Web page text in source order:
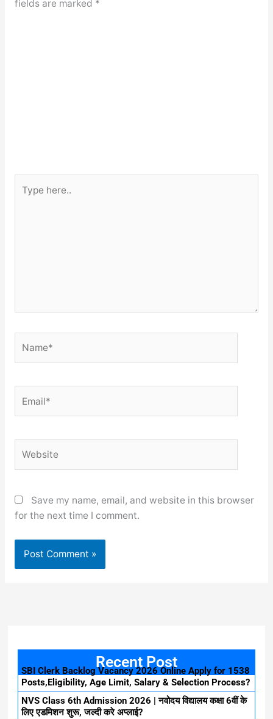
fields are marked *
here..
Save my name, email, and website in this browser
for the next time I comment.
Recent Post
SBI Clerk Backlog Vacancy 2026 Online Apply for 1538
Posts,Eligibility, Age Limit, Salary & Selection Process?
NVS Class 6th Admission 2026 | नवोदय विद्यालय कक्षा 6वीं के
लिए एडमिशन शुरू, जल्दी करे अप्लाई?